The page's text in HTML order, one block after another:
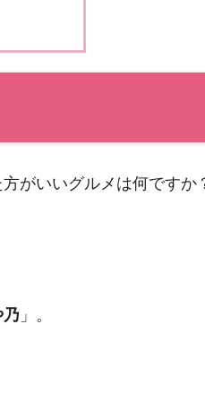
がいいグルメは何ですか
乃 」。